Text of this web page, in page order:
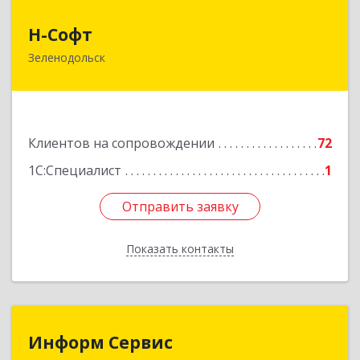
Н-Софт
Зеленодольск
Клиентов на сопровождении
72
1С:Специалист
1
Отправить заявку
Показать контакты
422521, Татарстан Респ (Татарстан),
Подробнее
Отправить заявку
Назад
Информ Сервис